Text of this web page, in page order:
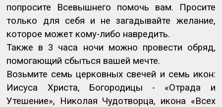
попросите Всевышнего помочь вам. Просите
только для себя и не загадывайте желание,
которое может кому-либо навредить.
Также в 3 часа ночи можно провести обряд,
помогающий сбыться вашей мечте.
Возьмите семь церковных свечей и семь икон:
Иисуса Христа, Богородицы - «Отрада и
Утешение», Николая Чудотворца, икона «Всех